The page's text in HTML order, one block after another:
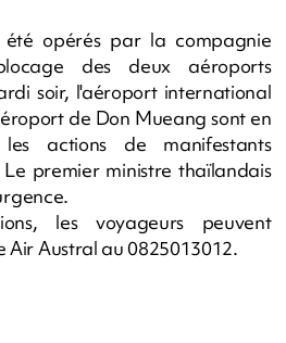
été opérés par la compagnie
des deux aéroports
soir, l'aéroport international
de Don Mueang sont en
actions de manifestants
premier ministre thaïlandais
les voyageurs peuvent
Austral au 0825013012.